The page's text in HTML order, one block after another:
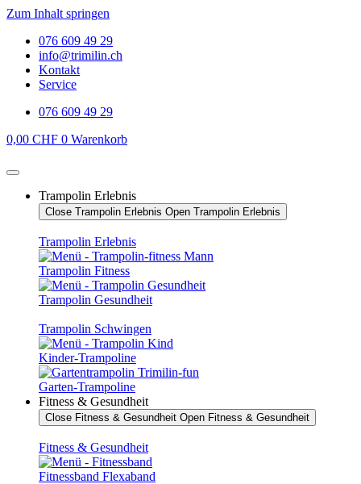
Zum Inhalt springen
076 609 49 29
info@trimilin.ch
Kontakt
Service
076 609 49 29
0,00 CHF 0 Warenkorb
Trampolin Erlebnis
Close Trampolin Erlebnis Open Trampolin Erlebnis
Trampolin Erlebnis
Trampolin Fitness
Trampolin Gesundheit
Trampolin Schwingen
Kinder-Trampoline
Garten-Trampoline
Fitness & Gesundheit
Close Fitness & Gesundheit Open Fitness & Gesundheit
Fitness & Gesundheit
Fitnessband Flexaband